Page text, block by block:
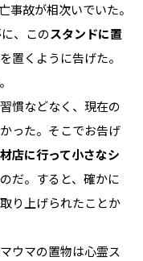
事故が相次いでいた。
、このスタンドに置
置くように告げた。
慣などなく、現在の
った。そこでお告げ
店に行って小さなシ
のだ。すると、確かに
り上げられたことか
ウマの置物は心霊ス